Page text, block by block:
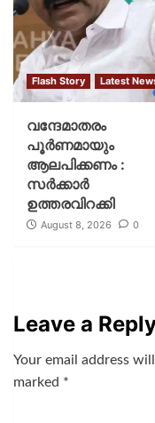
Flash Story Latest
വന്ദേമാതരം
പൂര്‍ണമായും
ആലപിക്കണം :
സര്‍ക്കാര്‍
ഉത്തരവിറക്കി
August 8, 2026 0
Leave a
Your email address
marked *